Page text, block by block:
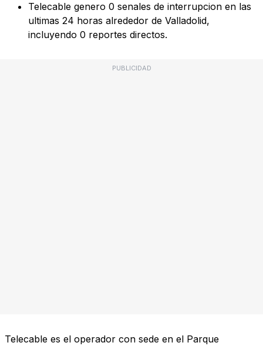
Telecable genero 0 senales de interrupcion en las
ultimas 24 horas alrededor de Valladolid,
incluyendo 0 reportes directos.
PUBLICIDAD
Telecable es el operador con sede en el Parque